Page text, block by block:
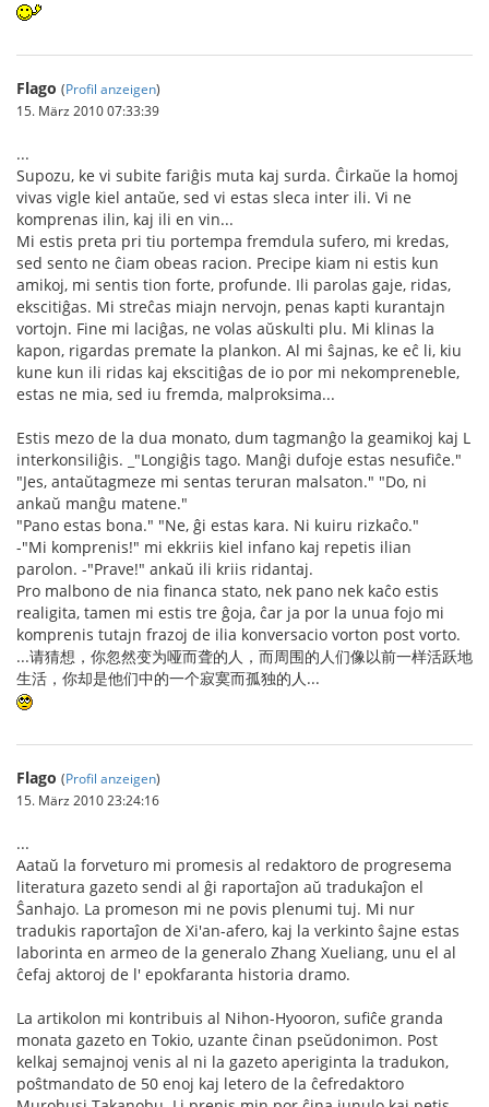
Flago (Profil anzeigen)
15. März 2010 07:33:39
...
Supozu, ke vi subite fariĝis muta kaj surda. Ĉirkaŭe la homoj
vivas vigle kiel antaŭe, sed vi estas sleca inter ili. Vi ne
komprenas ilin, kaj ili en vin...
Mi estis preta pri tiu portempa fremdula sufero, mi kredas,
sed sento ne ĉiam obeas racion. Precipe kiam ni estis kun
amikoj, mi sentis tion forte, profunde. Ili parolas gaje, ridas,
ekscitiĝas. Mi streĉas miajn nervojn, penas kapti kurantajn
vortojn. Fine mi laciĝas, ne volas aŭskulti plu. Mi klinas la
kapon, rigardas premate la plankon. Al mi ŝajnas, ke eĉ li, kiu
kune kun ili ridas kaj ekscitiĝas de io por mi nekompreneble,
estas ne mia, sed iu fremda, malproksima...
Estis mezo de la dua monato, dum tagmanĝo la geamikoj kaj L
interkonsiliĝis. _"Longiĝis tago. Manĝi dufoje estas nesufiĉe."
"Jes, antaŭtagmeze mi sentas teruran malsaton." "Do, ni
ankaŭ manĝu matene."
"Pano estas bona." "Ne, ĝi estas kara. Ni kuiru rizkaĉo."
-"Mi komprenis!" mi ekkriis kiel infano kaj repetis ilian
parolon. -"Prave!" ankaŭ ili kriis ridantaj.
Pro malbono de nia financa stato, nek pano nek kaĉo estis
realigita, tamen mi estis tre ĝoja, ĉar ja por la unua fojo mi
komprenis tutajn frazoj de ilia konversacio vorton post vorto.
...请猜想，你忽然变为哑而聋的人，而周围的人们像以前一样活跃地
生活，你却是他们中的一个寂寞而孤独的人...
Flago (Profil anzeigen)
15. März 2010 23:24:16
...
Aataŭ la forveturo mi promesis al redaktoro de progresema
literatura gazeto sendi al ĝi raportaĵon aŭ tradukaĵon el
Ŝanhajo. La promeson mi ne povis plenumi tuj. Mi nur
tradukis raportaĵon de Xi'an-afero, kaj la verkinto ŝajne estas
laborinta en armeo de la generalo Zhang Xueliang, unu el al
ĉefaj aktoroj de l' epokfaranta historia dramo.
La artikolon mi kontribuis al Nihon-Hyooron, sufiĉe granda
monata gazeto en Tokio, uzante ĉinan pseŭdonimon. Post
kelkaj semajnoj venis al ni la gazeto aperiginta la tradukon,
poŝtmandato de 50 enoj kaj letero de la ĉefredaktoro